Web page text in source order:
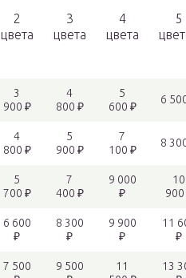
2
цвета
3
цвета
4
цвета
5
3
900 ₽
4
800 ₽
5
600 ₽
6
4
800 ₽
5
900 ₽
7
100 ₽
8
5
700 ₽
7
400 ₽
9 000
₽
10
900
6 600
₽
8 300
₽
9 900
₽
11
₽
7 500
9 500
11
13